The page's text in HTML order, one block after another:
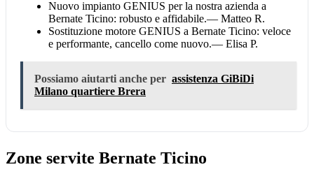
Nuovo impianto GENIUS per la nostra azienda a
Bernate Ticino: robusto e affidabile.— Matteo R.
Sostituzione motore GENIUS a Bernate Ticino: veloce
e performante, cancello come nuovo.— Elisa P.
Possiamo aiutarti anche per assistenza GiBiDi
Milano quartiere Brera
Zone servite Bernate Ticino